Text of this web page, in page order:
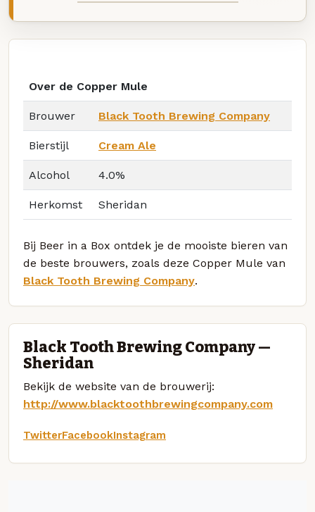
Over de Copper Mule
Brouwer Black Tooth Brewing Company
Bierstijl Cream Ale
Alcohol 4.0%
Herkomst Sheridan
Bij Beer in a Box ontdek je de mooiste bieren van
de beste brouwers, zoals deze Copper Mule van
Black Tooth Brewing Company.
Black Tooth Brewing Company —
Sheridan
Bekijk de website van de brouwerij:
http://www.blacktoothbrewingcompany.com
TwitterFacebookInstagram